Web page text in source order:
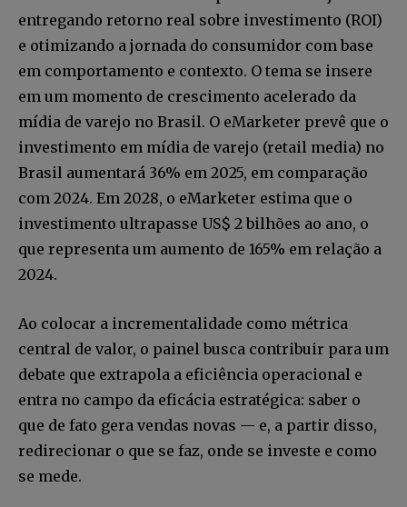
entregando retorno real sobre investimento (ROI)
e otimizando a jornada do consumidor com base
em comportamento e contexto. O tema se insere
em um momento de crescimento acelerado da
mídia de varejo no Brasil. O eMarketer prevê que o
investimento em mídia de varejo (retail media) no
Brasil aumentará 36% em 2025, em comparação
com 2024. Em 2028, o eMarketer estima que o
investimento ultrapasse US$ 2 bilhões ao ano, o
que representa um aumento de 165% em relação a
2024.
Ao colocar a incrementalidade como métrica
central de valor, o painel busca contribuir para um
debate que extrapola a eficiência operacional e
entra no campo da eficácia estratégica: saber o
que de fato gera vendas novas — e, a partir disso,
redirecionar o que se faz, onde se investe e como
se mede.